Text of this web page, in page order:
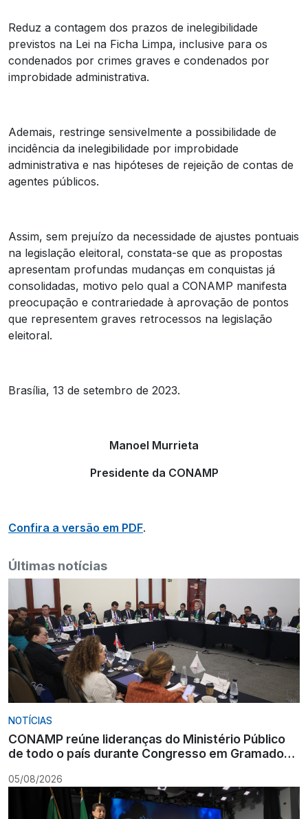
Reduz a contagem dos prazos de inelegibilidade
previstos na Lei na Ficha Limpa, inclusive para os
condenados por crimes graves e condenados por
improbidade administrativa.
Ademais, restringe sensivelmente a possibilidade de
incidência da inelegibilidade por improbidade
administrativa e nas hipóteses de rejeição de contas de
agentes públicos.
Assim, sem prejuízo da necessidade de ajustes pontuais
na legislação eleitoral, constata-se que as propostas
apresentam profundas mudanças em conquistas já
consolidadas, motivo pelo qual a CONAMP manifesta
preocupação e contrariedade à aprovação de pontos
que representem graves retrocessos na legislação
eleitoral.
Brasília, 13 de setembro de 2023.
Manoel Murrieta
Presidente da CONAMP
Confira a versão em PDF.
Últimas notícias
NOTÍCIAS
CONAMP reúne lideranças do Ministério Público
de todo o país durante Congresso em Gramado
05/08/2026